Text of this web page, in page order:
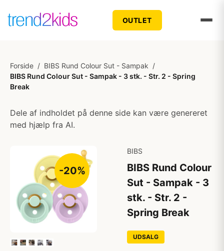
OUTLET
Forside / BIBS Rund Colour Sut - Sampak /
BIBS Rund Colour Sut - Sampak - 3 stk. - Str. 2 - Spring
Break
Dele af indholdet på denne side kan være genereret
med hjælp fra AI.
-20%
BIBS
BIBS Rund Colour
Sut - Sampak - 3
stk. - Str. 2 -
Spring Break
UDSALG